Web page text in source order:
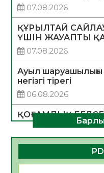
07.08.2026
ҚҰРЫЛТАЙ
ҮШІН ЖАУАПТЫ
07.08.2026
Ауыл шаруашылығы
негізгі тірегі
06.08.2026
ҚОҒАМДЫҚ
ДАМУЫНЫҢ
06.08.2026
ҚҰРЫЛТАЙ